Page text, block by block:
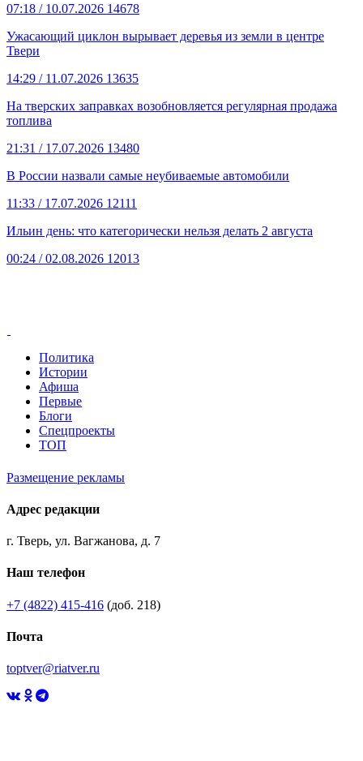
07:18 / 10.07.2026 14678
Ужасающий циклон вырывает деревья из земли в центре
Твери
14:29 / 11.07.2026 13635
На тверских заправках возобновляется регулярная продажа
топлива
21:31 / 17.07.2026 13480
В России назвали самые неубиваемые автомобили
11:33 / 17.07.2026 12111
Ильин день: что категорически нельзя делать 2 августа
00:24 / 02.08.2026 12013
Политика
Истории
Афиша
Первые
Блоги
Спецпроекты
ТОП
Размещение рекламы
Адрес редакции
г. Тверь, ул. Вагжанова, д. 7
Наш телефон
+7 (4822) 415-416 (доб. 218)
Почта
toptver@riatver.ru